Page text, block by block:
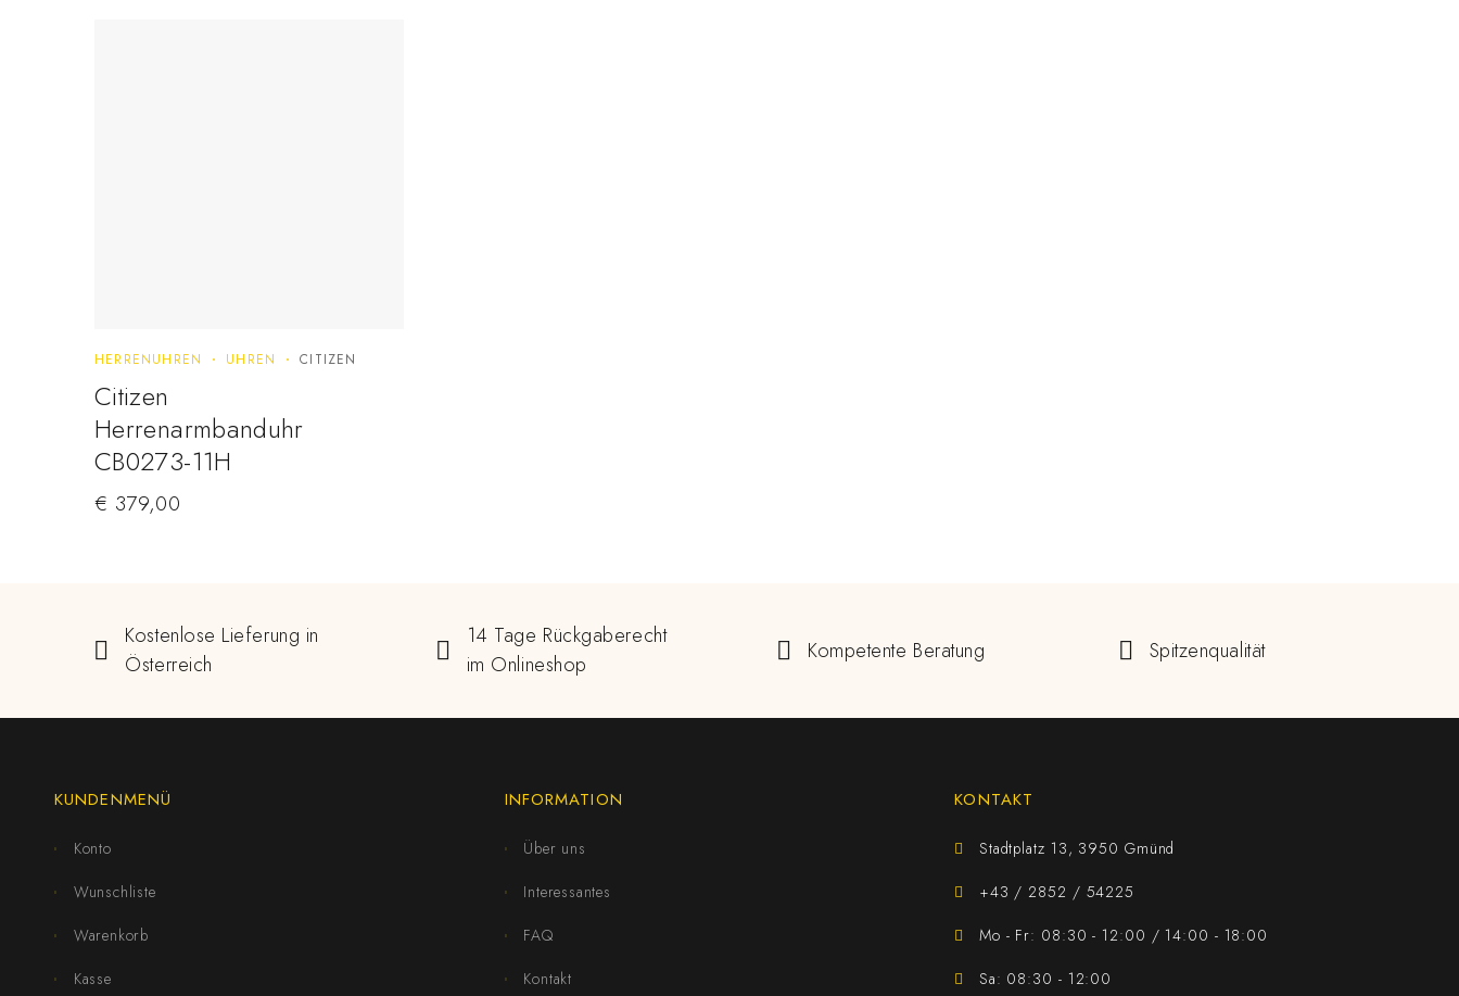
HERRENUHREN UHREN CITIZEN
Citizen
Herrenarmbanduhr
CB0273-11H
€ 379,00
Kostenlose Lieferung in
Österreich
14 Tage Rückgaberecht
im Onlineshop
Kompetente Beratung Spitzenqualität
KUNDENMENÜ
Konto
Wunschliste
Warenkorb
Kasse
INFORMATION
Über uns
Interessantes
FAQ
Kontakt
KONTAKT
Stadtplatz 13, 3950 Gmünd
+43 / 2852 / 54225
Mo - Fr: 08:30 - 12:00 / 14:00 - 18:00
Sa: 08:30 - 12:00